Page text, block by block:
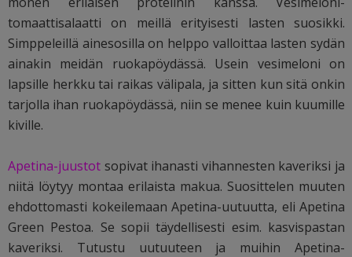
tomaattisalaatti on meillä erityisesti lasten suosikki.
Simppeleillä ainesosilla on helppo valloittaa lasten sydän
ainakin meidän ruokapöydässä. Usein vesimeloni on
lapsille herkku tai raikas välipala, ja sitten kun sitä onkin
tarjolla ihan ruokapöydässä, niin se menee kuin kuumille
kiville.
Apetina-juustot sopivat ihanasti vihannesten kaveriksi ja
niitä löytyy montaa erilaista makua. Suosittelen muuten
ehdottomasti kokeilemaan Apetina-uutuutta, eli Apetina
Green Pestoa. Se sopii täydellisesti esim. kasvispastan
kaveriksi. Tutustu uutuuteen ja muihin Apetina-